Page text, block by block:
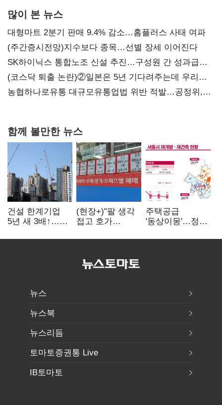
많이 본 뉴스
대형마트 2분기 판매 9.4% 감소…홈플러스 사태 여파
(주간증시전망)지수보다 종목…선별 장세 이어진다
SK하이닉스 통합노조 신설 추진…구성원 간 성과급
불만 확산
(코스닥 퇴출 논란)②일본은 5년 기다려주는데 우리는
당장 퇴출?…시간만으론 부족한 코스닥 구하기
농협하나로유통 대규모유통업법 위반 적발…공정위,
함께 볼만한 뉴스
건설 한계기업
5년 새 3배↑…
재무 부담 확대
(현장+)"팔 생각
접고 호가
똘똘한 한 채'
주택공급
'동상이몽'…정부
없으면 '공수표'
뉴스
뉴스북
뉴스리듬
토마토증권통 Live
IB토마토